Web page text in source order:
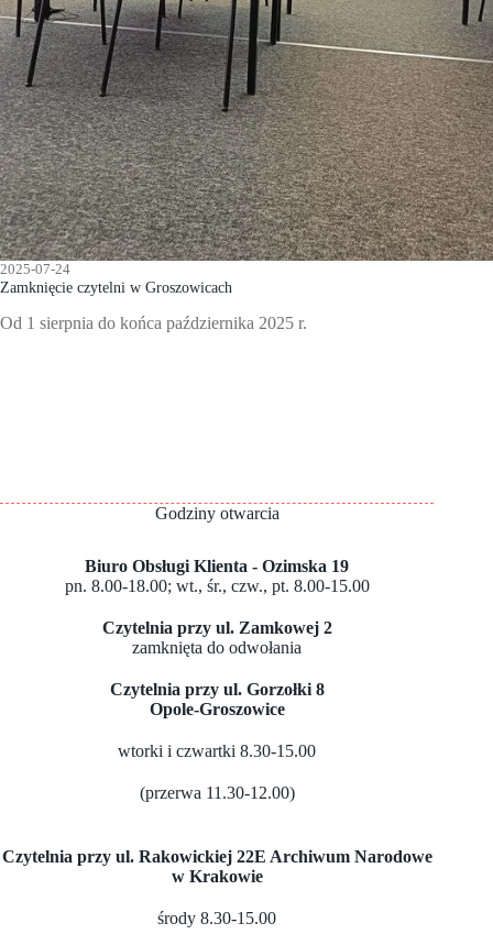
2025-07-24
Zamknięcie czytelni w Groszowicach
Od 1 sierpnia do końca października 2025 r.
Godziny otwarcia
Biuro Obsługi Klienta - Ozimska 19
pn. 8.00-18.00; wt., śr., czw., pt. 8.00-15.00
Czytelnia przy ul. Zamkowej 2
zamknięta do odwołania
Czytelnia przy ul. Gorzołki 8
Opole-Groszowice
wtorki i czwartki 8.30-15.00
(przerwa 11.30-12.00)
Czytelnia przy ul. Rakowickiej 22E Archiwum Narodowe
w Krakowie
środy 8.30-15.00